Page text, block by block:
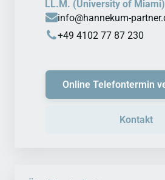
LL.M. (University of Miami)
info@hannekum-
+49 4102 77 87 230
Online Telefontermin
Kontakt